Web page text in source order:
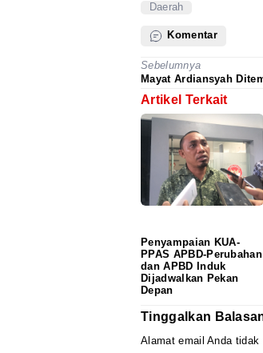
Daerah
Komentar
Sebelumnya
Mayat Ardiansyah
Artikel Terkait
Penyampaian KUA-
PPAS APBD-Perubahan
dan APBD Induk
Dijadwalkan Pekan
Depan
Tinggalkan
Alamat email Anda tidak